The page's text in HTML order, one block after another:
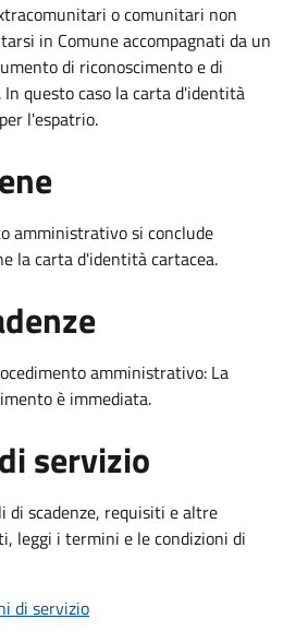
o comunitari non
in Comune accompagnati da un
di riconoscimento e di
In questo caso la carta d'identità
l'espatrio.
amministrativo si conclude
la carta d'identità cartacea.
amministrativo: La
è immediata.
servizio
di scadenze, requisiti e altre
leggi i termini e le condizioni di
di servizio